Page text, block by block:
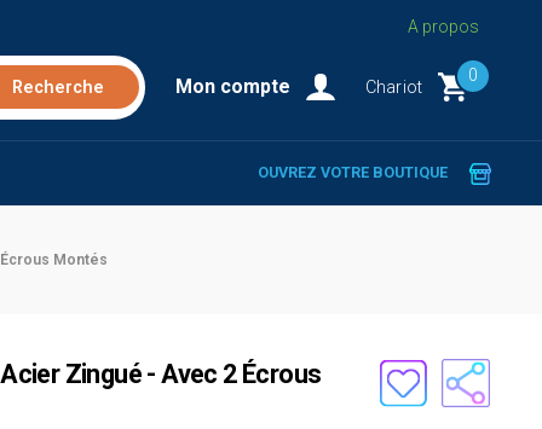
A propos
Mon compte Chariot
0
OUVREZ VOTRE BOUTIQUE
Montés
Zingué - Avec 2 Écrous